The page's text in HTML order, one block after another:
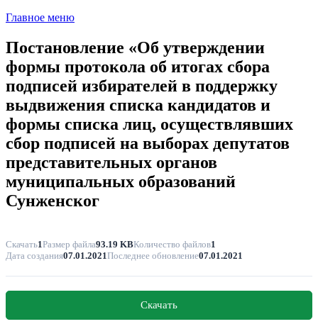
Главное меню
Постановление «Об утверждении
формы протокола об итогах сбора
подписей избирателей в поддержку
выдвижения списка кандидатов и
формы списка лиц, осуществлявших
сбор подписей на выборах депутатов
представительных органов
муниципальных образований
Сунженског
Скачать1Размер файла93.19 KBКоличество файлов1
Дата создания07.01.2021Последнее обновление07.01.2021
Скачать